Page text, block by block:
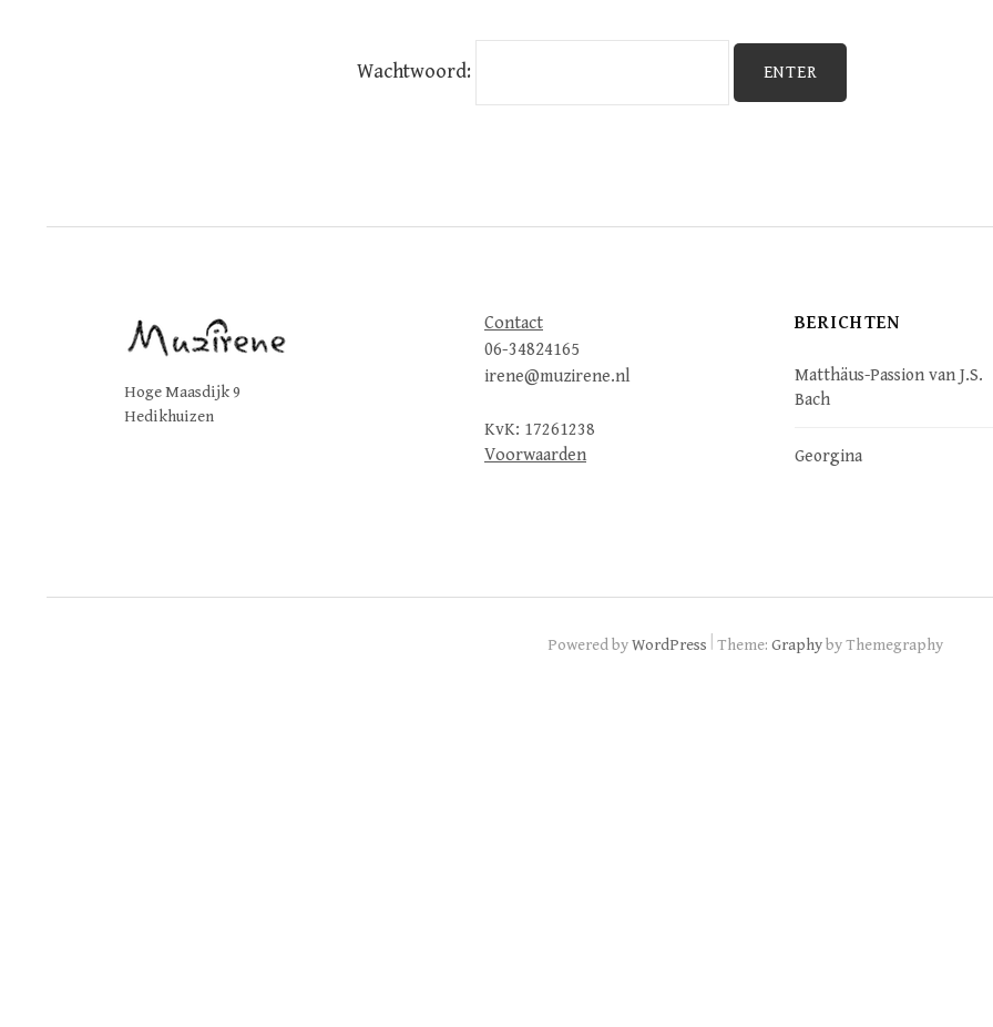
Wachtwoord:
Hoge Maasdijk 9
Hedikhuizen
Contact
06-34824165
irene@muzirene.nl
KvK: 17261238
Voorwaarden
BERICHTEN
Matthäus-Passion van J.S.
Bach
Georgina
Powered byWordPress Theme: Graphyby Themegraphy